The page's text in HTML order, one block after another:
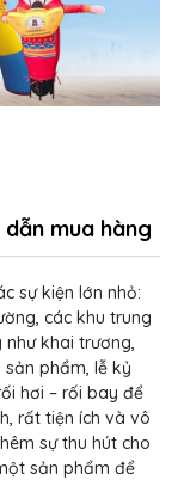
mua hàng
sự kiện lớn nhỏ:
các khu trung
khai trương,
phẩm, lễ kỷ
hơi – rối bay để
rất tiện ích và vô
sự thu hút cho
sản phẩm để